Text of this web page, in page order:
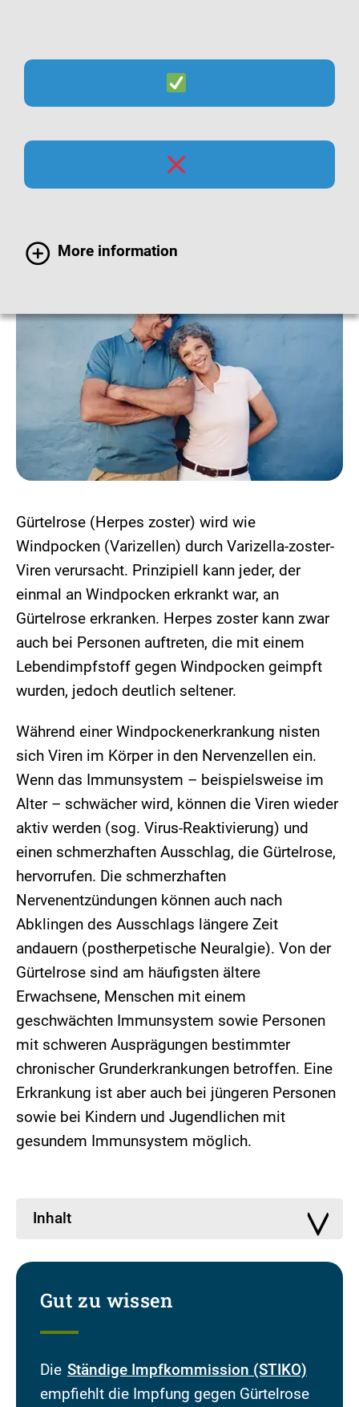
More information
Gürtelrose-Impfung bei
Erwachsenen
Gürtelrose (Herpes zoster) wird wie
Windpocken (Varizellen) durch Varizella-zoster-
Viren verursacht. Prinzipiell kann jeder, der
einmal an Windpocken erkrankt war, an
Gürtelrose erkranken. Herpes zoster kann zwar
auch bei Personen auftreten, die mit einem
Lebendimpfstoff gegen Windpocken geimpft
wurden, jedoch deutlich seltener.
Während einer Windpockenerkrankung nisten
sich Viren im Körper in den Nervenzellen ein.
Wenn das Immunsystem – beispielsweise im
Alter – schwächer wird, können die Viren wieder
aktiv werden (sog. Virus-Reaktivierung) und
einen schmerzhaften Ausschlag, die Gürtelrose,
hervorrufen. Die schmerzhaften
Nervenentzündungen können auch nach
Abklingen des Ausschlags längere Zeit
andauern (postherpetische Neuralgie). Von der
Gürtelrose sind am häufigsten ältere
Erwachsene, Menschen mit einem
geschwächten Immunsystem sowie Personen
mit schweren Ausprägungen bestimmter
chronischer Grunderkrankungen betroffen. Eine
Erkrankung ist aber auch bei jüngeren Personen
sowie bei Kindern und Jugendlichen mit
gesundem Immunsystem möglich.
Inhalt
Gut zu wissen
Die Ständige Impfkommission (STIKO)
empfiehlt die Impfung gegen Gürtelrose